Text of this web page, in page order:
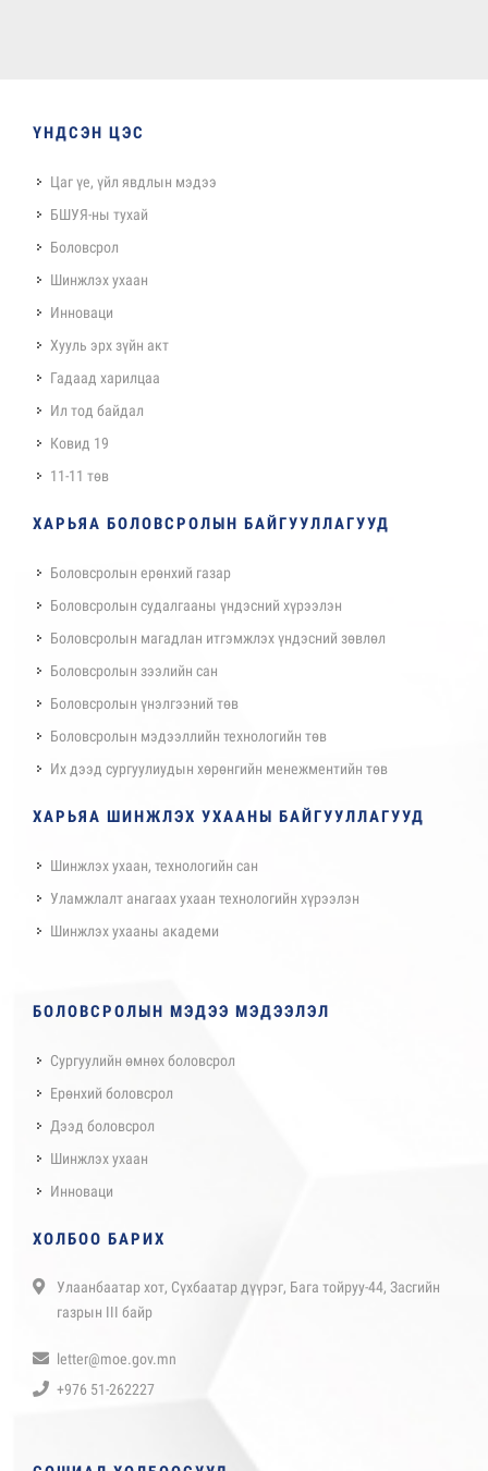
ҮНДСЭН ЦЭС
Цаг үе, үйл явдлын мэдээ
БШУЯ-ны тухай
Боловсрол
Шинжлэх ухаан
Инноваци
Хууль эрх зүйн акт
Гадаад харилцаа
Ил тод байдал
Ковид 19
11-11 төв
ХАРЬЯА БОЛОВСРОЛЫН БАЙГУУЛЛАГУУД
Боловсролын ерөнхий газар
Боловсролын судалгааны үндэсний хүрээлэн
Боловсролын магадлан итгэмжлэх үндэсний зөвлөл
Боловсролын зээлийн сан
Боловсролын үнэлгээний төв
Боловсролын мэдээллийн технологийн төв
Их дээд сургуулиудын хөрөнгийн менежментийн төв
ХАРЬЯА ШИНЖЛЭХ УХААНЫ БАЙГУУЛЛАГУУД
Шинжлэх ухаан, технологийн сан
Уламжлалт анагаах ухаан технологийн хүрээлэн
Шинжлэх ухааны академи
БОЛОВСРОЛЫН МЭДЭЭ МЭДЭЭЛЭЛ
Сургуулийн өмнөх боловсрол
Ерөнхий боловсрол
Дээд боловсрол
Шинжлэх ухаан
Инноваци
ХОЛБОО БАРИХ
Улаанбаатар хот, Сүхбаатар дүүрэг, Бага тойруу-44, Засгийн
газрын III байр
letter@moe.gov.mn
+976 51-262227